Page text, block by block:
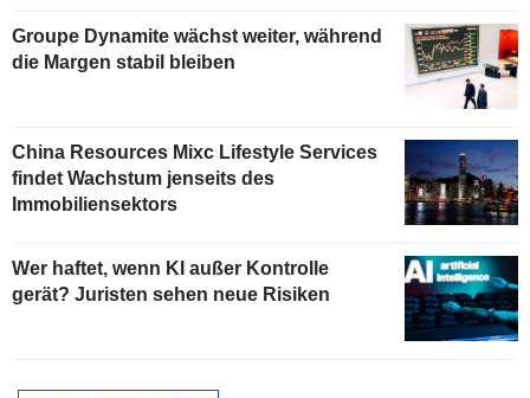
Groupe Dynamite wächst weiter, während
die Margen stabil bleiben
China Resources Mixc Lifestyle Services
findet Wachstum jenseits des
Immobiliensektors
Wer haftet, wenn KI außer Kontrolle
gerät? Juristen sehen neue Risiken